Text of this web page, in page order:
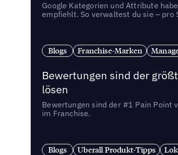
Google Kategorien und Attribute
empfiehlt. So verwaltest du sie – pro
Blogs Franchise-Marken
Bewertungen sind der
lösen
Bewertungen sind der #1 Pain Point
im Franchise.
Blogs Uberall Produkt-Tipps